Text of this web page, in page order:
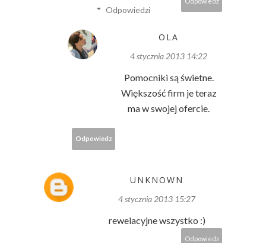
Odpowiedzi
OLA
4 stycznia 2013 14:22
Pomocniki są świetne.
Większość firm je teraz
ma w swojej ofercie.
Odpowiedz
UNKNOWN
4 stycznia 2013 15:27
rewelacyjne wszystko :)
Odpowiedz